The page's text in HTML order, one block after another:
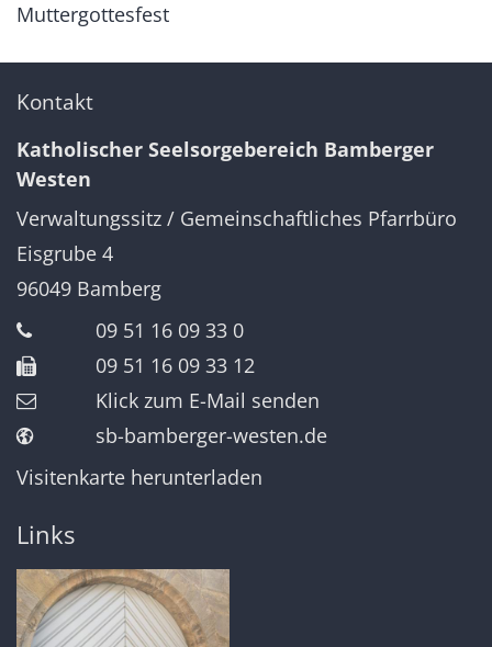
Muttergottesfest
Kontakt
Katholischer Seelsorgebereich Bamberger
Westen
Verwaltungssitz / Gemeinschaftliches Pfarrbüro
Eisgrube 4
96049 Bamberg
09 51 16 09 33 0
09 51 16 09 33 12
Klick zum E-Mail senden
sb-bamberger-westen.de
Visitenkarte herunterladen
Links